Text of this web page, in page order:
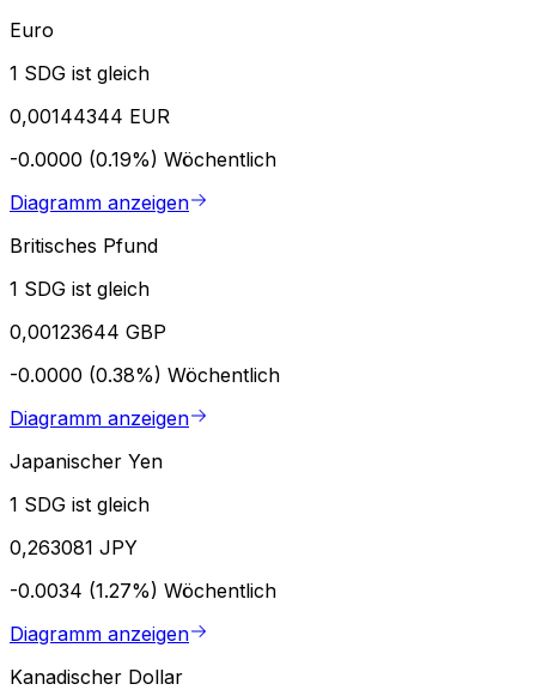
Euro
1 SDG ist gleich
0,00144344 EUR
-0.0000 (0.19%) Wöchentlich
Diagramm anzeigen
Britisches Pfund
1 SDG ist gleich
0,00123644 GBP
-0.0000 (0.38%) Wöchentlich
Diagramm anzeigen
Japanischer Yen
1 SDG ist gleich
0,263081 JPY
-0.0034 (1.27%) Wöchentlich
Diagramm anzeigen
Kanadischer Dollar